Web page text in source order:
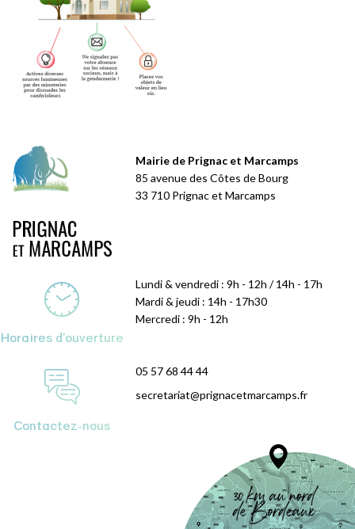
Mairie de Prignac et Marcamps
85 avenue des Côtes de Bourg
33 710 Prignac et Marcamps
Horaires d'ouverture
Lundi & vendredi : 9h - 12h / 14h - 17h
Mardi & jeudi : 14h - 17h30
Mercredi : 9h - 12h
Contactez-nous
05 57 68 44 44
secretariat@prignacetmarcamps.fr